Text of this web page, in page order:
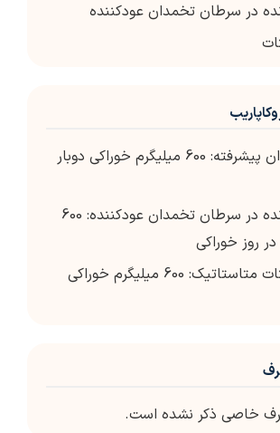
در سرطان تخمدان عودکننده
سرطان تخمدان پیشرفته: 600 میلیگرم خوراکی دوبار
درمان نگهدارنده در سرطان تخمدان عودکننده: 600
در روز خوراکی
سرطان پروستات متاستاتیک: 600 میلیگرم خوراکی
خاصی ذکر نشده است.